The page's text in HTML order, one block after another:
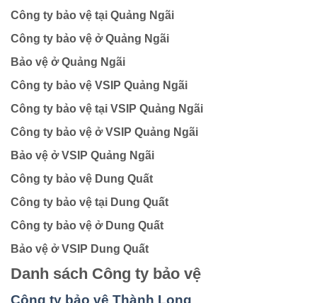
Công ty bảo vệ tại Quảng Ngãi
Công ty bảo vệ ở Quảng Ngãi
Bảo vệ ở Quảng Ngãi
Công ty bảo vệ VSIP Quảng Ngãi
Công ty bảo vệ tại VSIP Quảng Ngãi
Công ty bảo vệ ở VSIP Quảng Ngãi
Bảo vệ ở VSIP Quảng Ngãi
Công ty bảo vệ Dung Quất
Công ty bảo vệ tại Dung Quất
Công ty bảo vệ ở Dung Quất
Bảo vệ ở VSIP Dung Quất
Danh sách Công ty bảo vệ
Công ty bảo vệ Thành Long